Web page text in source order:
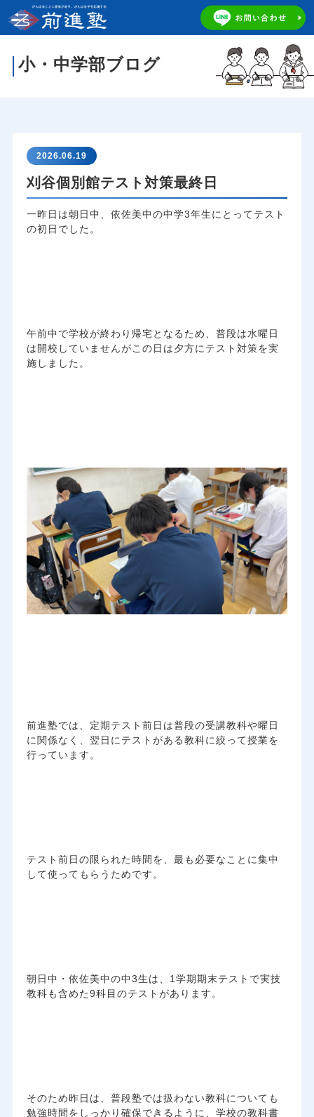
小・中学部ブログ
2026.06.19
刈谷個別館テスト対策最終日
一昨日は朝日中、依佐美中の中学3年生にとってテスト
の初日でした。
午前中で学校が終わり帰宅となるため、普段は水曜日
は開校していませんがこの日は夕方にテスト対策を実
施しました。
前進塾では、定期テスト前日は普段の受講教科や曜日
に関係なく、翌日にテストがある教科に絞って授業を
行っています。
テスト前日の限られた時間を、最も必要なことに集中
して使ってもらうためです。
朝日中・依佐美中の中3生は、1学期期末テストで実技
教科も含めた9科目のテストがあります。
そのため昨日は、普段塾では扱わない教科についても
勉強時間をしっかり確保できるように、学校の教科書